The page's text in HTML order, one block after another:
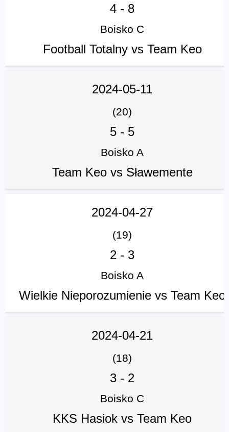
4 - 8
Boisko C
Football Totalny vs Team Keo
2024-05-11
(20)
5 - 5
Boisko A
Team Keo vs Sławemente
2024-04-27
(19)
2 - 3
Boisko A
Wielkie Nieporozumienie vs Team Keo
2024-04-21
(18)
3 - 2
Boisko C
KKS Hasiok vs Team Keo